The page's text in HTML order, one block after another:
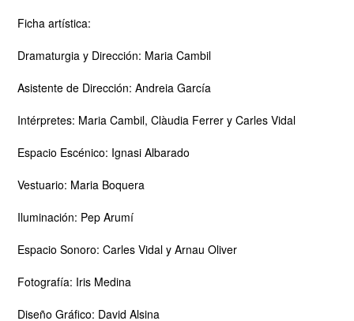
Ficha artística:
Dramaturgia y Dirección: Maria Cambil
Asistente de Dirección: Andreia García
Intérpretes: Maria Cambil, Clàudia Ferrer y Carles Vidal
Espacio Escénico: Ignasi Albarado
Vestuario: Maria Boquera
Iluminación: Pep Arumí
Espacio Sonoro: Carles Vidal y Arnau Oliver
Fotografía: Iris Medina
Diseño Gráfico: David Alsina